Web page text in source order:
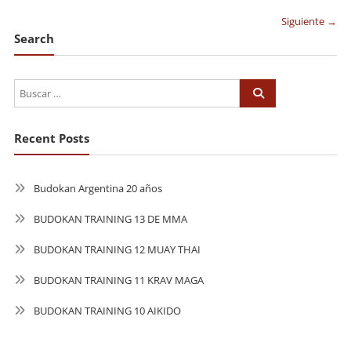
entradas
Siguiente →
Search
Recent Posts
Budokan Argentina 20 años
BUDOKAN TRAINING 13 DE MMA
BUDOKAN TRAINING 12 MUAY THAI
BUDOKAN TRAINING 11 KRAV MAGA
BUDOKAN TRAINING 10 AIKIDO